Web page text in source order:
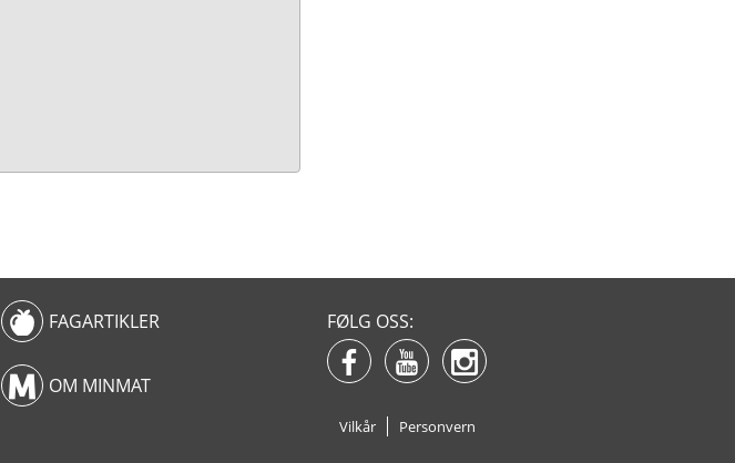
FAGARTIKLER
OM MINMAT
FØLG OSS:
Vilkår Personvern